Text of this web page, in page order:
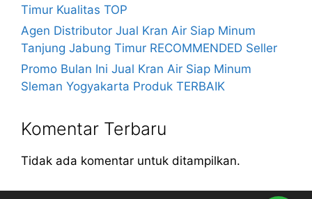
Timur Kualitas TOP
Agen Distributor Jual Kran Air Siap Minum
Tanjung Jabung Timur RECOMMENDED Seller
Promo Bulan Ini Jual Kran Air Siap Minum
Sleman Yogyakarta Produk TERBAIK
Komentar Terbaru
Tidak ada komentar untuk ditampilkan.